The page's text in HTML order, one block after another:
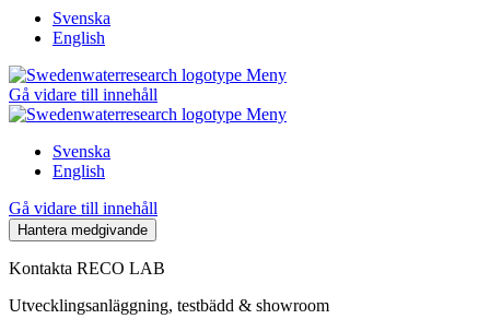
Svenska
English
Meny
Gå vidare till innehåll
Meny
Svenska
English
Gå vidare till innehåll
Hantera medgivande
Kontakta RECO LAB
Utvecklingsanläggning, testbädd & showroom